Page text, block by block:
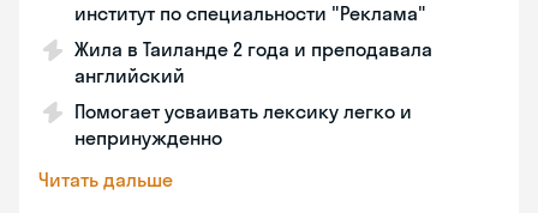
институт по специальности "Реклама"
Жила в Таиланде 2 года и преподавала
английский
Помогает усваивать лексику легко и
непринужденно
Читать дальше